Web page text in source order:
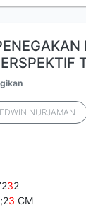
EDWIN NURJAMAN
32
3 CM